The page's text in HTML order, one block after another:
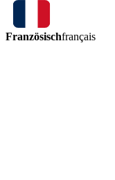
Französischfrançais